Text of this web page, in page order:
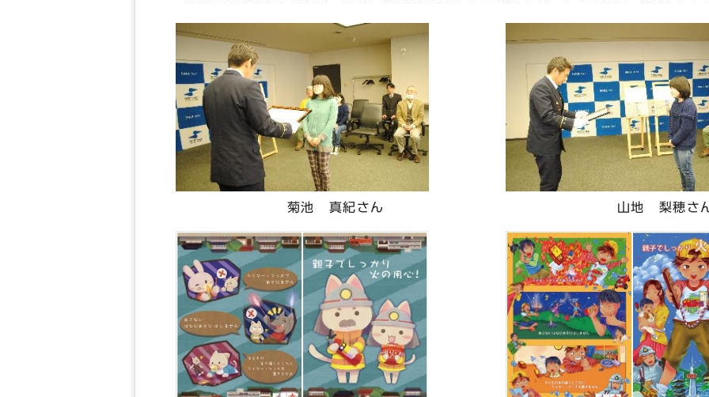
菊池 真紀さん 山地 梨穂さ